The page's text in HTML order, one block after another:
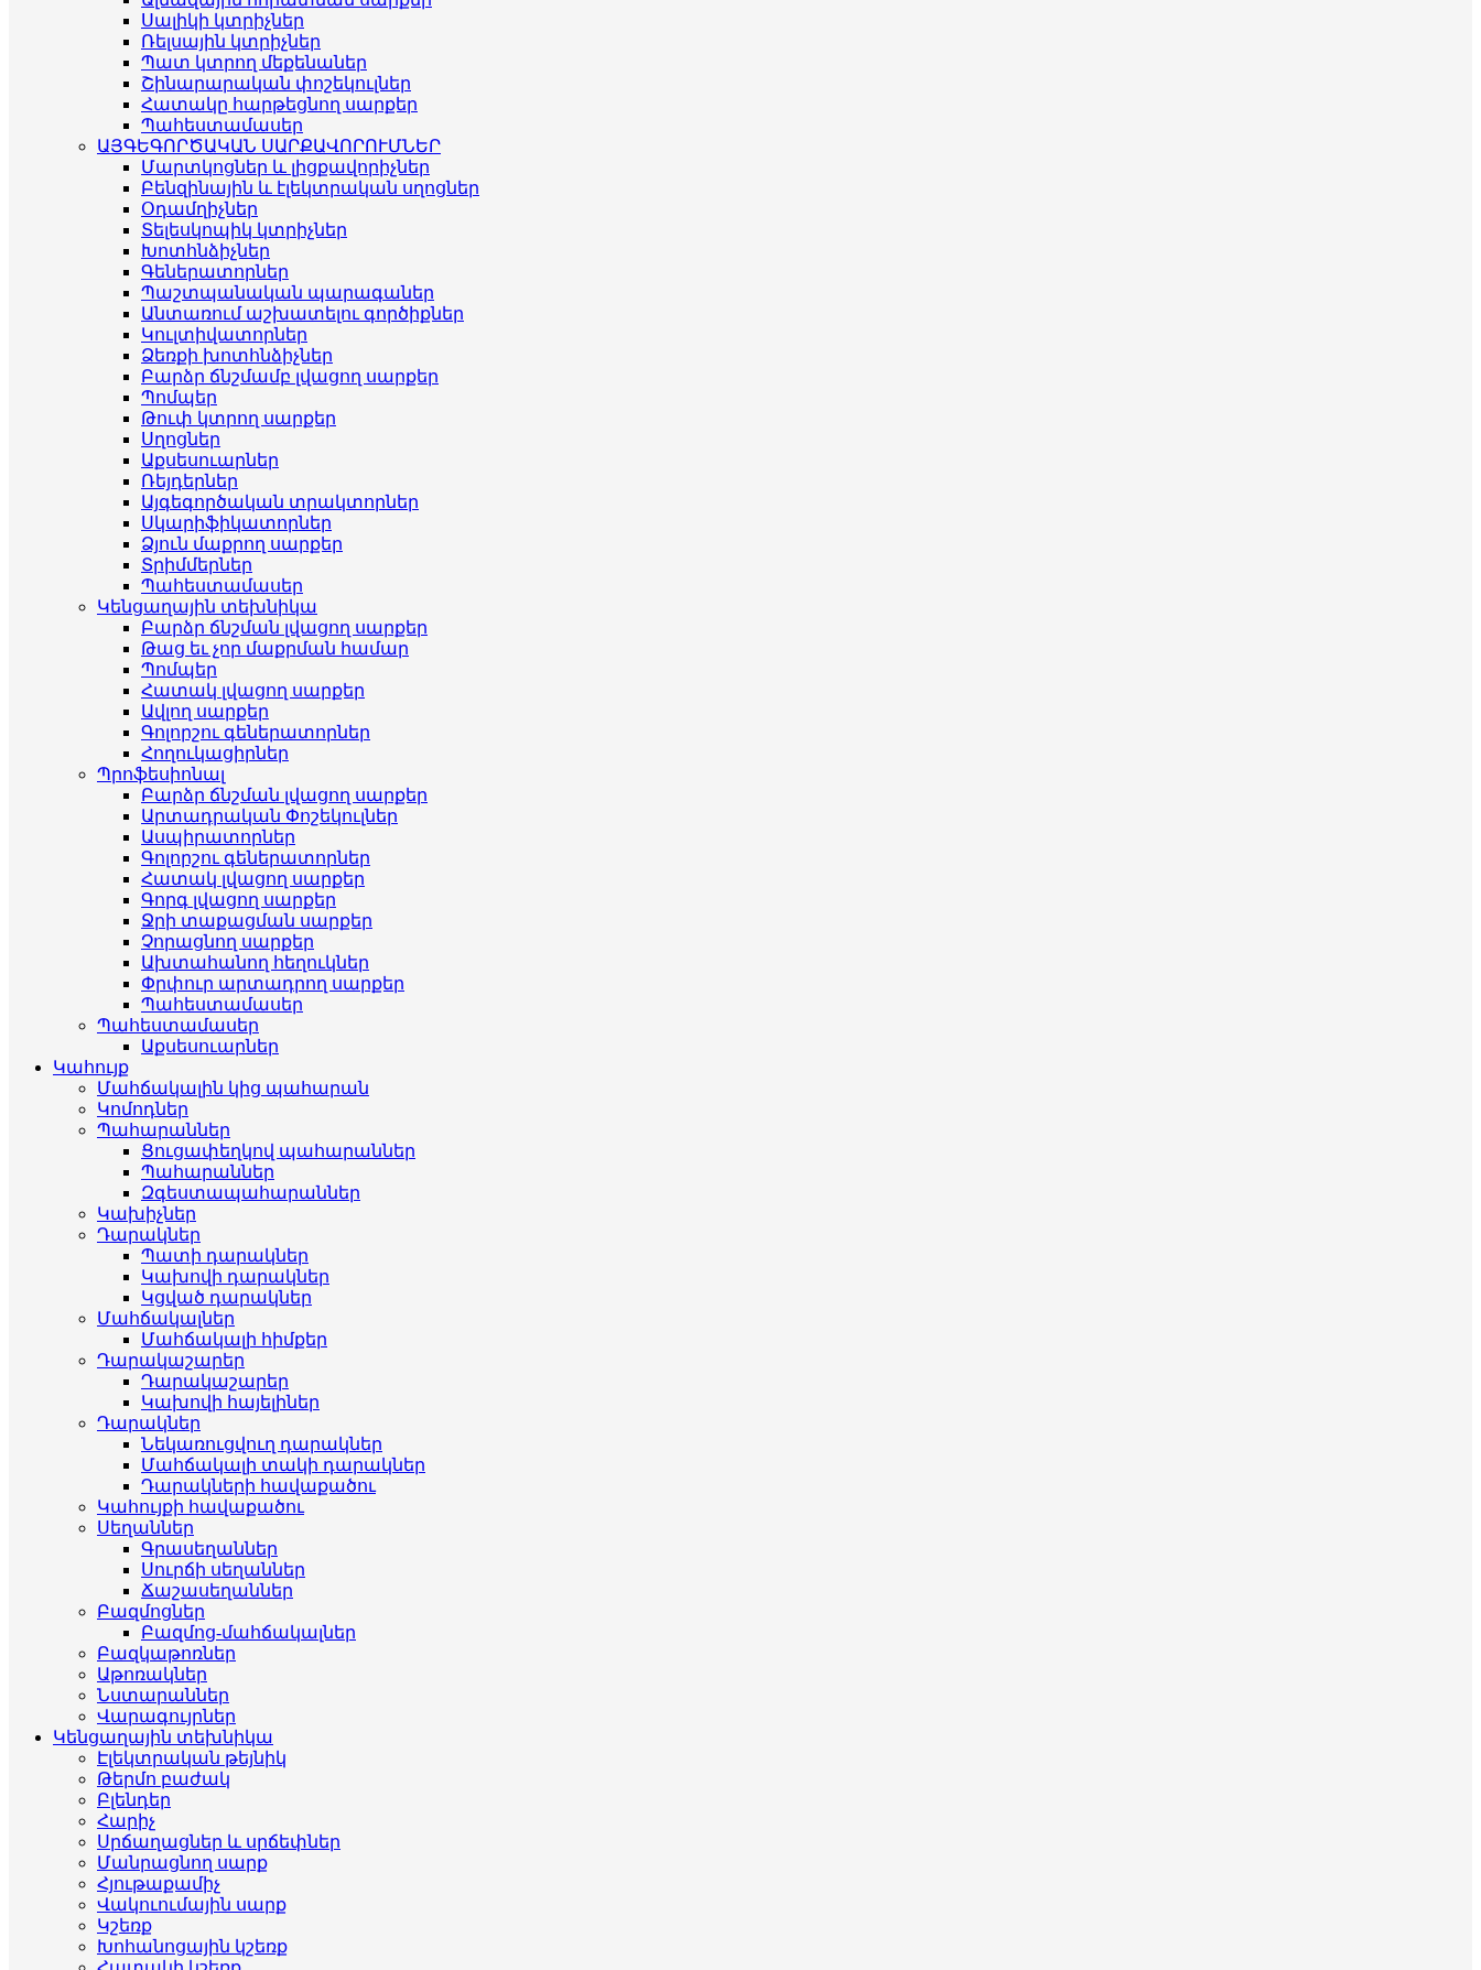
Սալիկի կտրիչներ
Ռելսային կտրիչներ
Պատ կտրող մեքենաներ
Շինարարական փոշեկուլներ
Հատակը հարթեցնող սարքեր
Պահեստամասեր
ԱՅԳԵԳՈՐԾԱԿԱՆ ՍԱՐՔԱՎՈՐՈՒՄՆԵՐ
Մարտկոցներ և լիցքավորիչներ
Բենզինային և էլեկտրական սղոցներ
Օդամղիչներ
Տելեսկոպիկ կտրիչներ
Խոտհնձիչներ
Գեներատորներ
Պաշտպանական պարագաներ
Անտառում աշխատելու գործիքներ
Կուլտիվատորներ
Ձեռքի խոտհնձիչներ
Բարձր ճնշմամբ լվացող սարքեր
Պոմպեր
Թուփ կտրող սարքեր
Սղոցներ
Աքսեսուարներ
Ռեյդերներ
Այգեգործական տրակտորներ
Սկարիֆիկատորներ
Ձյուն մաքրող սարքեր
Տրիմմերներ
Պահեստամասեր
Կենցաղային տեխնիկա
Բարձր ճնշման լվացող սարքեր
Թաց եւ չոր մաքրման համար
Պոմպեր
Հատակ լվացող սարքեր
Ավլող սարքեր
Գոլորշու գեներատորներ
Հողուկացիրներ
Պրոֆեսիոնալ
Բարձր ճնշման լվացող սարքեր
Արտադրական Փոշեկուլներ
Ասպիրատորներ
Գոլորշու գեներատորներ
Հատակ լվացող սարքեր
Գորգ լվացող սարքեր
Ջրի տաքացման սարքեր
Չորացնող սարքեր
Ախտահանող հեղուկներ
Փրփուր արտադրող սարքեր
Պահեստամասեր
Պահեստամասեր
Աքսեսուարներ
Կահույք
Մահճակալին կից պահարան
Կոմոդներ
Պահարաններ
Ցուցափեղկով պահարաններ
Պահարաններ
Զգեստապահարաններ
Կախիչներ
Դարակներ
Պատի դարակներ
Կախովի դարակներ
Կցված դարակներ
Մահճակալներ
Մահճակալի հիմքեր
Դարակաշարեր
Դարակաշարեր
Կախովի հայելիներ
Դարակներ
Նեկառուցվուղ դարակներ
Մահճակալի տակի դարակներ
Դարակների հավաքածու
Կահույքի հավաքածու
Սեղաններ
Գրասեղաններ
Սուրճի սեղաններ
Ճաշասեղաններ
Բազմոցներ
Բազմոց-մահճակալներ
Բազկաթոռներ
Աթոռակներ
Նստարաններ
Վարագույրներ
Կենցաղային տեխնիկա
Էլեկտրական թեյնիկ
Թերմո բաժակ
Բլենդեր
Հարիչ
Սրճաղացներ և սրճեփներ
Մանրացնող սարք
Հյութաքամիչ
Վակուումային սարք
Կշեռք
Խոհանոցային կշեռք